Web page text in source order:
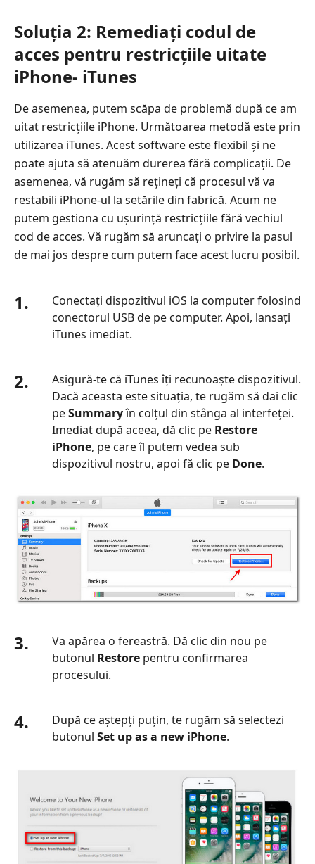
Soluția 2: Remediați codul de
acces pentru restricțiile uitate
iPhone- iTunes
De asemenea, putem scăpa de problemă după ce am
uitat restricțiile iPhone. Următoarea metodă este prin
utilizarea iTunes. Acest software este flexibil și ne
poate ajuta să atenuăm durerea fără complicații. De
asemenea, vă rugăm să rețineți că procesul vă va
restabili iPhone-ul la setările din fabrică. Acum ne
putem gestiona cu ușurință restricțiile fără vechiul
cod de acces. Vă rugăm să aruncați o privire la pasul
de mai jos despre cum putem face acest lucru posibil.
1.
Conectați dispozitivul iOS la computer folosind
conectorul USB de pe computer. Apoi, lansați
iTunes imediat.
2.
Asigură‑te că iTunes îți recunoaște dispozitivul.
Dacă aceasta este situația, te rugăm să dai clic
peSummaryîn colțul din stânga al interfeței.
Imediat după aceea, dă clic pe Restore
iPhone, pe care îl putem vedea sub
dispozitivul nostru, apoi fă clic pe Done.
3.
Va apărea o fereastră. Dă clic din nou pe
butonul Restore pentru confirmarea
procesului.
4.
După ce aștepți puțin, te rugăm să selectezi
butonul Set up as a new iPhone.